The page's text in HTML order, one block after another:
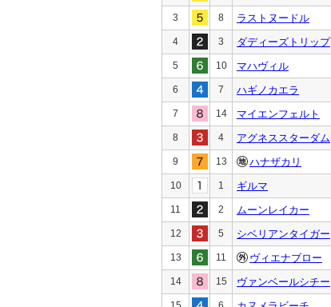
3 8 ラストヌードル
4 3 ダディーズトリップ
5 10 マハヴィル
6 7 ハギノカエラ
7 14 マイエンフェルト
8 4 アグネススターダム
9 13 ハナザカリ
10 1 ギルマ
11 2 ムーンレイカー
12 5 シベリアンタイガー
13 11 ヴィエナブロー
14 15 ヴァンベールシチー